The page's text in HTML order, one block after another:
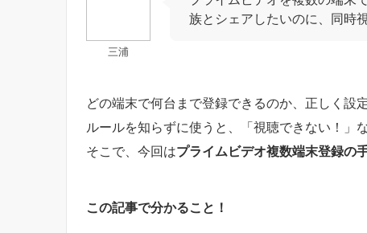
三浦
族とシェアしたいのに、同時
どの端末で何台まで登録できるのか、正しく設
ルールを知らずに使うと、「視聴できない！」
そこで、今回はプライムビデオ複数端末登録の
この記事で分かること！